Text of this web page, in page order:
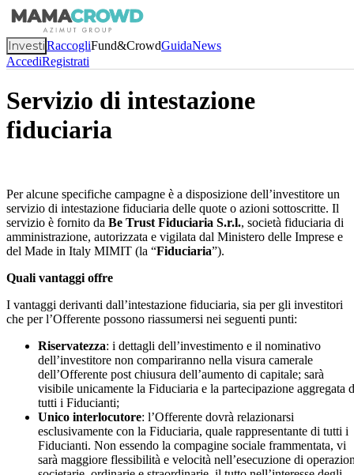
InvestiRaccogliFund&CrowdGuidaNews
AccediRegistrati
Servizio di intestazione
fiduciaria
Per alcune specifiche campagne è a disposizione dell’investitore un
servizio di intestazione fiduciaria delle quote o azioni sottoscritte. Il
servizio è fornito da Be Trust Fiduciaria S.r.l., società fiduciaria di
amministrazione, autorizzata e vigilata dal Ministero delle Imprese e
del Made in Italy MIMIT (la “Fiduciaria”).
Quali vantaggi offre
I vantaggi derivanti dall’intestazione fiduciaria, sia per gli investitori
che per l’Offerente possono riassumersi nei seguenti punti:
Riservatezza: i dettagli dell’investimento e il nominativo
dell’investitore non compariranno nella visura camerale
dell’Offerente post chiusura dell’aumento di capitale; sarà
visibile unicamente la Fiduciaria e la partecipazione aggregata
tutti i Fiducianti;
Unico interlocutore: l’Offerente dovrà relazionarsi
esclusivamente con la Fiduciaria, quale rappresentante di tutti i
Fiducianti. Non essendo la compagine sociale frammentata, vi
sarà maggiore flessibilità e velocità nell’esecuzione di